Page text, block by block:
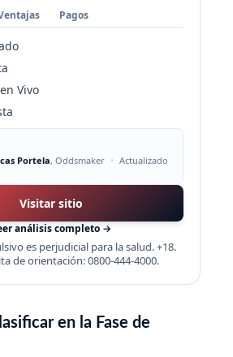
Pagos
Vivo
Portela, Oddsmaker • Actualizado
Visitar sitio
análisis completo →
es perjudicial para la salud. +18.
de orientación: 0800-444-4000.
en la Fase de